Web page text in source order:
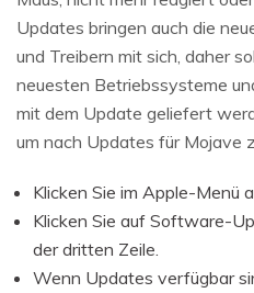
Updates bringen auch die
und Treibern mit sich, daher
neuesten Betriebssysteme
mit dem Update geliefert
um nach Updates für Mojave
Klicken Sie im Apple-Menü
Klicken Sie auf Software-
der dritten Zeile.
Wenn Updates verfügbar